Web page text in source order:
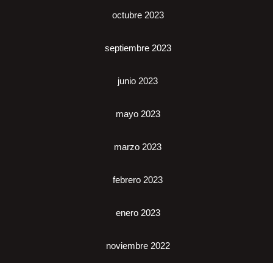
octubre 2023
septiembre 2023
junio 2023
mayo 2023
marzo 2023
febrero 2023
enero 2023
noviembre 2022